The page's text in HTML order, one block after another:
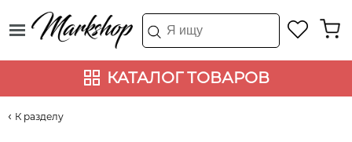
КАТАЛОГ ТОВАРОВ
К разделу